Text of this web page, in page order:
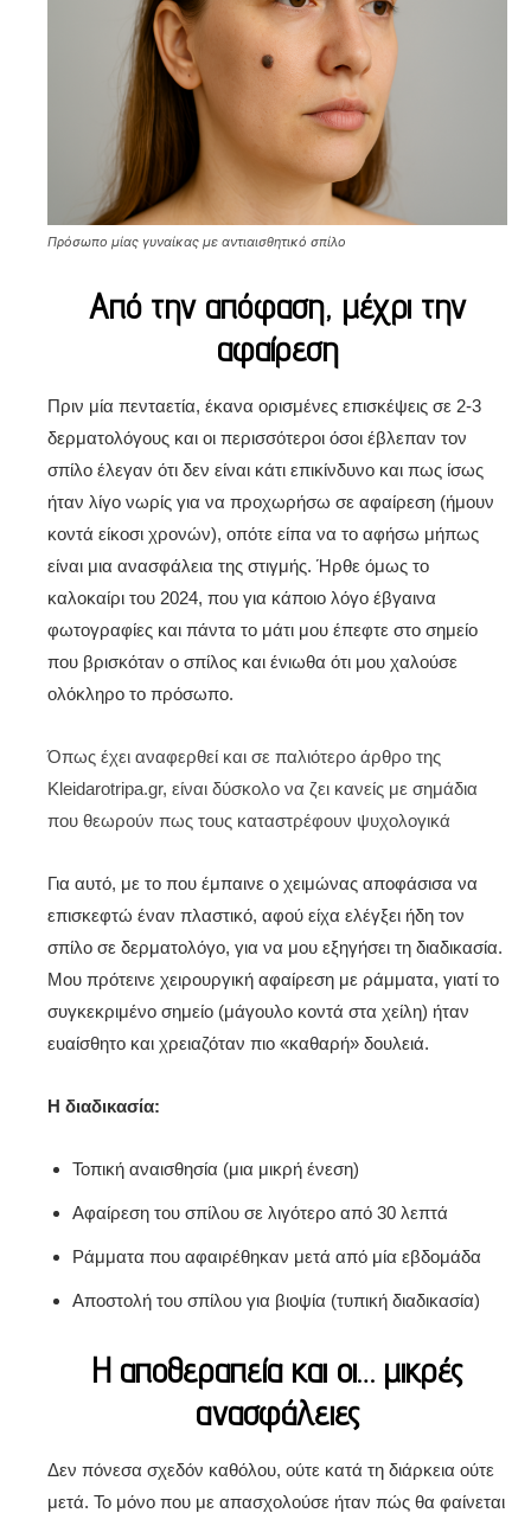
Πρόσωπο μίας γυναίκας με αντιαισθητικό σπίλο
Από την απόφαση, μέχρι την
αφαίρεση
Πριν μία πενταετία, έκανα ορισμένες επισκέψεις σε 2-3
δερματολόγους και οι περισσότεροι όσοι έβλεπαν τον
σπίλο έλεγαν ότι δεν είναι κάτι επικίνδυνο και πως ίσως
ήταν λίγο νωρίς για να προχωρήσω σε αφαίρεση (ήμουν
κοντά είκοσι χρονών), οπότε είπα να το αφήσω μήπως
είναι μια ανασφάλεια της στιγμής. Ήρθε όμως το
καλοκαίρι του 2024, που για κάποιο λόγο έβγαινα
φωτογραφίες και πάντα το μάτι μου έπεφτε στο σημείο
που βρισκόταν ο σπίλος και ένιωθα ότι μου χαλούσε
ολόκληρο το πρόσωπο.
Όπως έχει αναφερθεί και σε παλιότερο άρθρο της
Kleidarotripa.gr, είναι δύσκολο να ζει κανείς με σημάδια
που θεωρούν πως τους καταστρέφουν ψυχολογικά
Για αυτό, με το που έμπαινε ο χειμώνας αποφάσισα να
επισκεφτώ έναν πλαστικό, αφού είχα ελέγξει ήδη τον
σπίλο σε δερματολόγο, για να μου εξηγήσει τη διαδικασία.
Μου πρότεινε χειρουργική αφαίρεση με ράμματα, γιατί το
συγκεκριμένο σημείο (μάγουλο κοντά στα χείλη) ήταν
ευαίσθητο και χρειαζόταν πιο «καθαρή» δουλειά.
Η διαδικασία:
Τοπική αναισθησία (μια μικρή ένεση)
Αφαίρεση του σπίλου σε λιγότερο από 30 λεπτά
Ράμματα που αφαιρέθηκαν μετά από μία εβδομάδα
Αποστολή του σπίλου για βιοψία (τυπική διαδικασία)
Η αποθεραπεία και οι… μικρές
ανασφάλειες
Δεν πόνεσα σχεδόν καθόλου, ούτε κατά τη διάρκεια ούτε
μετά. Το μόνο που με απασχολούσε ήταν πώς θα φαίνεται